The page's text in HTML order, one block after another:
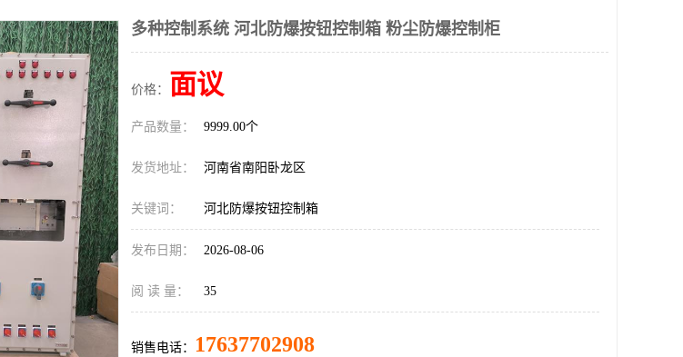
多种控制系统 河北防爆按钮控制箱 粉尘防爆控制柜
价格： 面议
产品数量： 9999.00个
发货地址： 河南省南阳卧龙区
关键词： 河北防爆按钮控制箱
发布日期： 2026-08-06
阅 读 量： 35
销售电话： 17637702908